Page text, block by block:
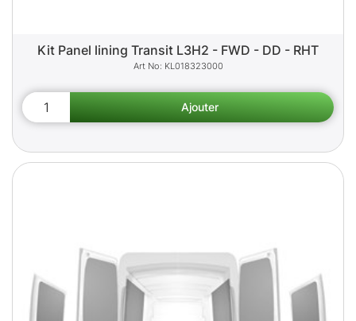
Kit Panel lining Transit L3H2 - FWD - DD - RHT
KL018323000